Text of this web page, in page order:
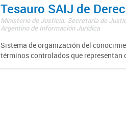
Tesauro SAIJ de
Ministerio de Justicia. Secretaría de
Argentino de Información Jurídica
Sistema de organización del
términos controlados que representan